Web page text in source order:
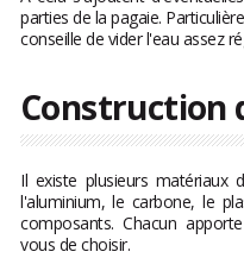
parties de la pagaie.
conseille de vider l'eau assez
Construction
Il existe plusieurs matériaux
l'aluminium, le carbone, le
composants. Chacun
vous de choisir.